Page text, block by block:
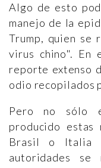
Algo de esto
manejo de la
Trump, quien se
virus chino". En
reporte extenso
odio recopilados
Pero no sólo
producido estas
Brasil o Italia
autoridades